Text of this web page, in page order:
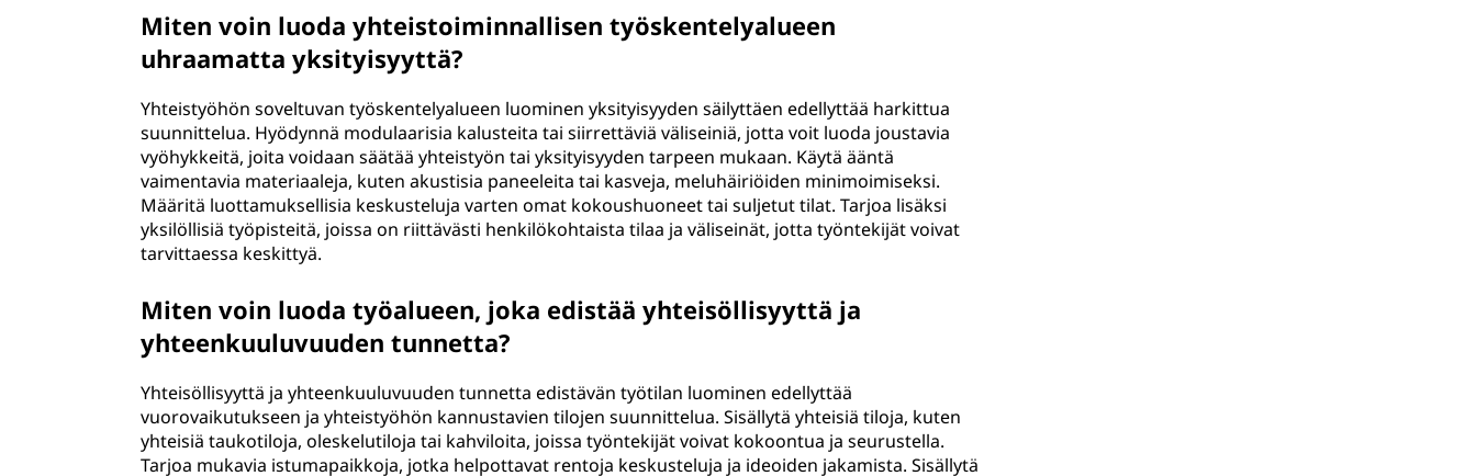
Miten voin luoda yhteistoiminnallisen työskentelyalueen
uhraamatta yksityisyyttä?
Yhteistyöhön soveltuvan työskentelyalueen luominen yksityisyyden säilyttäen edellyttää harkittua
suunnittelua. Hyödynnä modulaarisia kalusteita tai siirrettäviä väliseiniä, jotta voit luoda joustavia
vyöhykkeitä, joita voidaan säätää yhteistyön tai yksityisyyden tarpeen mukaan. Käytä ääntä
vaimentavia materiaaleja, kuten akustisia paneeleita tai kasveja, meluhäiriöiden minimoimiseksi.
Määritä luottamuksellisia keskusteluja varten omat kokoushuoneet tai suljetut tilat. Tarjoa lisäksi
yksilöllisiä työpisteitä, joissa on riittävästi henkilökohtaista tilaa ja väliseinät, jotta työntekijät voivat
tarvittaessa keskittyä.
Miten voin luoda työalueen, joka edistää yhteisöllisyyttä ja
yhteenkuuluvuuden tunnetta?
Yhteisöllisyyttä ja yhteenkuuluvuuden tunnetta edistävän työtilan luominen edellyttää
vuorovaikutukseen ja yhteistyöhön kannustavien tilojen suunnittelua. Sisällytä yhteisiä tiloja, kuten
yhteisiä taukotiloja, oleskelutiloja tai kahviloita, joissa työntekijät voivat kokoontua ja seurustella.
Tarjoa mukavia istumapaikkoja, jotka helpottavat rentoja keskusteluja ja ideoiden jakamista. Sisällytä